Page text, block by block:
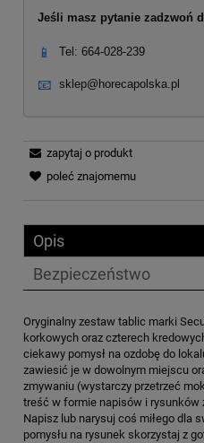
Jeśli masz pytanie zadzwoń
📱 Tel: 664-028-239
📧 sklep@horecapolska.pl
zapytaj o produkt
poleć znajomemu
Opis
Bezpieczeństwo
Oryginalny zestaw tablic marki
korkowych oraz czterech
ciekawy pomysł na ozdobę do
zawiesić je w dowolnym miejscu
zmywaniu (wystarczy przetrzeć
treść w formie napisów i rysunków
Napisz lub narysuj coś miłego dla
pomysłu na rysunek skorzystaj z